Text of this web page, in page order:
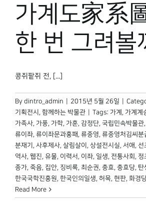
가계도家系
한 번 그려볼
콩쥐팥쥐 전, [...]
By dintro_admin 2015년 5월 26일
기획전시 , 함께하는 박물관 Tags: 가계 , 가계계
가족사, 가풍, 가학, 가훈, 감정단, 국립민속박물관,
류이좌, 류이좌문과홍패 , 류중영, 류중영처김씨분
분재기 , 사후제사, 살림살이 , 상설전시실, 서애 , 선
역사, 웹진, 유물, 이력서 , 이좌, 일생, 전통사회 , 정
종가, 죽음, 집안, 징비록, 최순권, 충효, 충효당, 탄
한국국학진흥원, 한국인의일생, 허목, 현판, 화경
Read More